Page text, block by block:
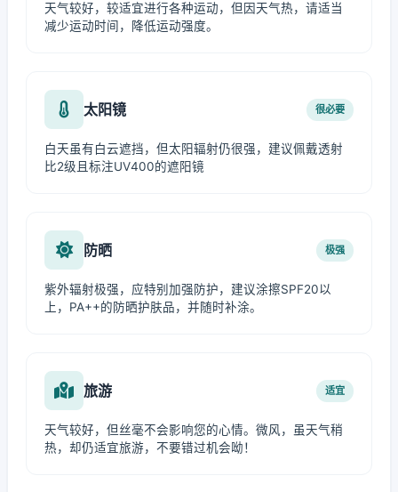
天气较好，较适宜进行各种运动，但因天气热，请适当
减少运动时间，降低运动强度。
太阳镜 很必要
白天虽有白云遮挡，但太阳辐射仍很强，建议佩戴透射
比2级且标注UV400的遮阳镜
防晒 极强
紫外辐射极强，应特别加强防护，建议涂擦SPF20以
上，PA++的防晒护肤品，并随时补涂。
旅游 适宜
天气较好，但丝毫不会影响您的心情。微风，虽天气稍
热，却仍适宜旅游，不要错过机会呦！